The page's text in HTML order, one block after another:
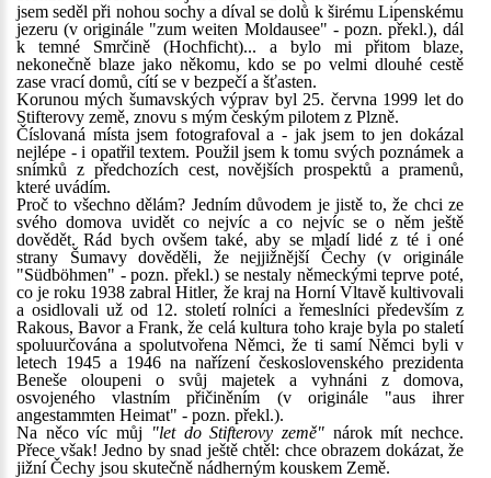
jsem seděl při nohou sochy a díval se dolů k širému Lipenskému
jezeru (v originále "zum weiten Moldausee" - pozn. překl.), dál
k temné Smrčině (Hochficht)... a bylo mi přitom blaze,
nekonečně blaze jako někomu, kdo se po velmi dlouhé cestě
zase vrací domů, cítí se v bezpečí a šťasten.
Korunou mých šumavských výprav byl 25. června 1999 let do
Stifterovy země, znovu s mým českým pilotem z Plzně.
Číslovaná místa jsem fotografoval a - jak jsem to jen dokázal
nejlépe - i opatřil textem. Použil jsem k tomu svých poznámek a
snímků z předchozích cest, novějších prospektů a pramenů,
které uvádím.
Proč to všechno dělám? Jedním důvodem je jistě to, že chci ze
svého domova uvidět co nejvíc a co nejvíc se o něm ještě
dovědět. Rád bych ovšem také, aby se mladí lidé z té i oné
strany Šumavy dověděli, že nejjižnější Čechy (v originále
"Südböhmen" - pozn. překl.) se nestaly německými teprve poté,
co je roku 1938 zabral Hitler, že kraj na Horní Vltavě kultivovali
a osidlovali už od 12. století rolníci a řemeslníci především z
Rakous, Bavor a Frank, že celá kultura toho kraje byla po staletí
spoluurčována a spolutvořena Němci, že ti samí Němci byli v
letech 1945 a 1946 na nařízení československého prezidenta
Beneše oloupeni o svůj majetek a vyhnáni z domova,
osvojeného vlastním přičiněním (v originále "aus ihrer
angestammten Heimat" - pozn. překl.).
Na něco víc můj
"let do Stifterovy země"nárok mít nechce.
Přece však! Jedno by snad ještě chtěl: chce obrazem dokázat, že
jižní Čechy jsou skutečně nádherným kouskem Země.